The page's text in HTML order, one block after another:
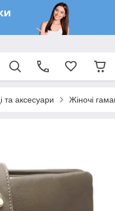
та аксесуари Жіночі